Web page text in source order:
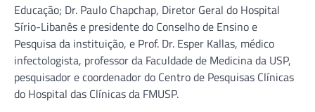
Educação; Dr. Paulo Chapchap, Diretor Geral do Hospital
Sírio-Libanês e presidente do Conselho de Ensino e
Pesquisa da instituição, e Prof. Dr. Esper Kallas, médico
infectologista, professor da Faculdade de Medicina da USP,
pesquisador e coordenador do Centro de Pesquisas Clínicas
do Hospital das Clínicas da FMUSP.